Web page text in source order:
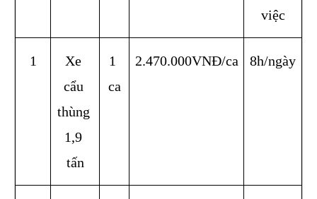
việc
1
Xe
cẩu
thùng
1,9
tấn
1
ca
2.470.000VNĐ/ca 8h/ngày